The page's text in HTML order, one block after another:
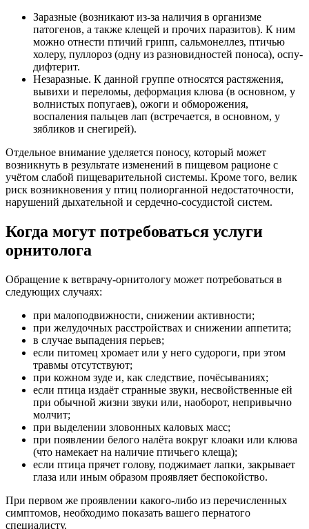
Заразные (возникают из-за наличия в организме
патогенов, а также клещей и прочих паразитов). К ним
можно отнести птичий грипп, сальмонеллез, птичью
холеру, пуллороз (одну из разновидностей поноса), оспу-
дифтерит.
Незаразные. К данной группе относятся растяжения,
вывихи и переломы, деформация клюва (в основном, у
волнистых попугаев), ожоги и обморожения,
воспаления пальцев лап (встречается, в основном, у
зябликов и снегирей).
Отдельное внимание уделяется поносу, который может
возникнуть в результате изменений в пищевом рационе с
учётом слабой пищеварительной системы. Кроме того, велик
риск возникновения у птиц полиорганной недостаточности,
нарушений дыхательной и сердечно-сосудистой систем.
Когда могут потребоваться услуги
орнитолога
Обращение к ветврачу-орнитологу может потребоваться в
следующих случаях:
при малоподвижности, снижении активности;
при желудочных расстройствах и снижении аппетита;
в случае выпадения перьев;
если питомец хромает или у него судороги, при этом
травмы отсутствуют;
при кожном зуде и, как следствие, почёсываниях;
если птица издаёт странные звуки, несвойственные ей
при обычной жизни звуки или, наоборот, непривычно
молчит;
при выделении зловонных каловых масс;
при появлении белого налёта вокруг клоаки или клюва
(что намекает на наличие птичьего клеща);
если птица прячет голову, поджимает лапки, закрывает
глаза или иным образом проявляет беспокойство.
При первом же проявлении какого-либо из перечисленных
симптомов, необходимо показать вашего пернатого
специалисту.